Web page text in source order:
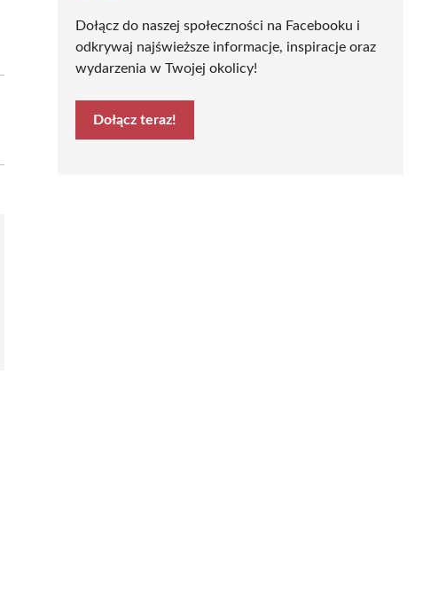
Dołącz do naszej społeczności na Facebooku i
odkrywaj najświeższe informacje, inspiracje oraz
wydarzenia w Twojej okolicy!
Dołącz teraz!